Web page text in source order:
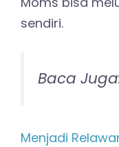
sendiri.
Baca
Menjadi